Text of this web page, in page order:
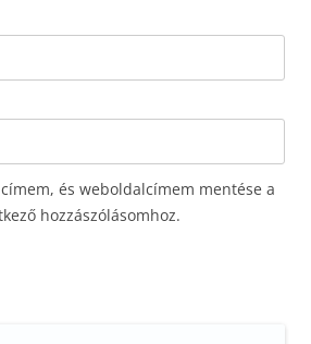
és weboldalcímem mentése a
hozzászólásomhoz.